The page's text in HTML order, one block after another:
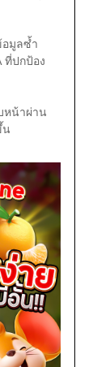
อมูลซ้ำ
ที่ปกป้อง
หน้าผ่าน
น